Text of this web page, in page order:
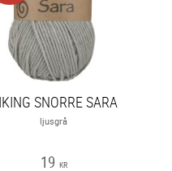
SNORRE SARA
ljusgrå
19 KR